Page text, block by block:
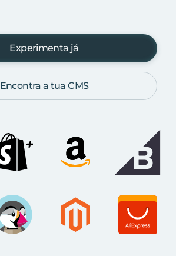
Experimenta já
Encontra a tua CMS